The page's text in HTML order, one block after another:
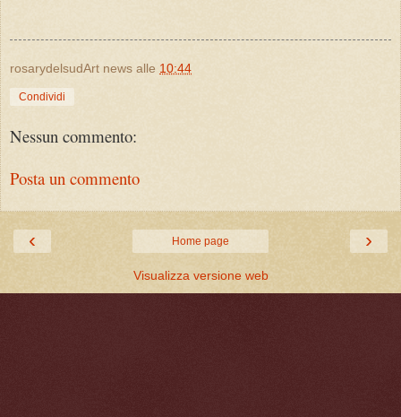
rosarydelsudArt news alle 10:44
Condividi
Nessun commento:
Posta un commento
‹ ›
Home page
Visualizza versione web